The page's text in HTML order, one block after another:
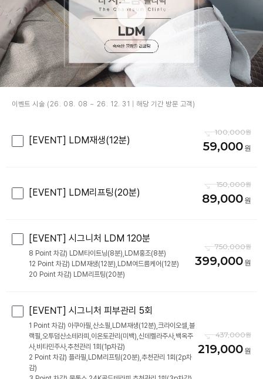
이벤트 시술 (26. 08. 08 ~ 26. 12. 31 | 해당 기간 방문 고객)
[EVENT] LDM재생(12분)
100,000
59,000
[EVENT] LDM리프팅(20분)
150,000
89,000
[EVENT] 시그니처 LDM 120분
8 Point 차감) LDM타이트닝(8분),LDM홍조(8분)
12 Point 차감) LDM재생(12분),LDM여드름케어(12분)
20 Point 차감) LDM리프팅(20분)
750,000
399,000
[EVENT] 시그니처 피부관리 5회
1 Point 차감) 아쿠아필,산소필,LDM재생(12분),크라이오셀,블
랙필,오투덤산소테라피,이온토관리(미백),신데렐라주사,백옥주
사,비타민주사,추천관리 1회(1p차감)
2 Point 차감) 플라필,LDM리프팅(20분),추천관리 1회(2p차
감)
437,000
219,000